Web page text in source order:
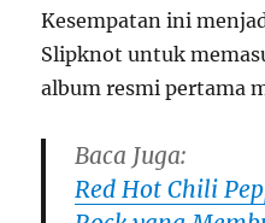
Kesempatan ini
Slipknot untuk
album resmi pertama
Baca Juga:
Red Hot Chili